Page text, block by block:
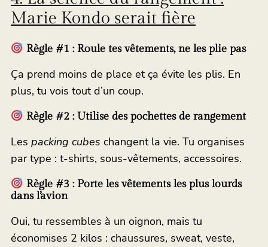
Marie Kondo serait fière
Règle #1 : Roule tes vêtements, ne les plie pas
Ça prend moins de place et ça évite les plis. En
plus, tu vois tout d’un coup.
Règle #2 : Utilise des pochettes de rangement
Les packing cubes changent la vie. Tu organises
par type : t-shirts, sous-vêtements, accessoires.
Règle #3 : Porte les vêtements les plus lourds
dans l’avion
Oui, tu ressembles à un oignon, mais tu
économises 2 kilos : chaussures, sweat, veste,